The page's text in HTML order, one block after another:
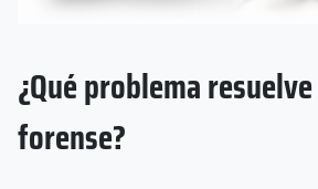
¿Qué problema
forense?